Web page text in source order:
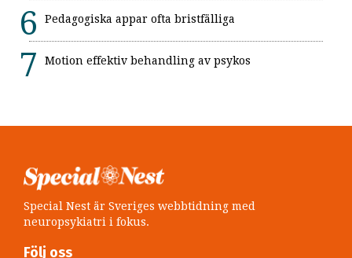
Pedagogiska appar ofta bristfälliga
Motion effektiv behandling av psykos
Special Nest är Sveriges webbtidning med
neuropsykiatri i fokus.
Följ oss